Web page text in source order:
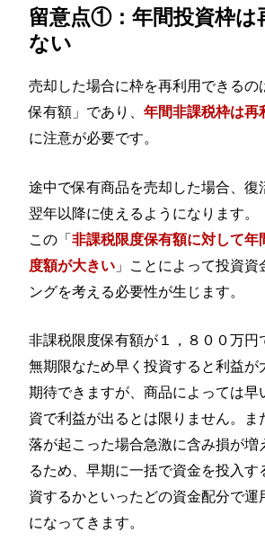
留意点①：年間投資枠は
ない
売却した場合に枠を再利用できるの
保有額」であり、年間非課税枠は再
に注意が必要です。
途中で保有商品を売却した場合、復
翌年以降に使えるようになります。
この「非課税限度保有額に対して年
度額が大きい 」ことによって投資資
ングを考える必要性が生じます。
非課税限度保有額が１，８００万円
無期限なため早く投資すると利益が
期待できますが、商品によっては早
資で利益が出るとは限りません。ま
落が起こった場合急激に含み損が増
るため、早期に一括で資金を投入す
資するかといったどの資金配分で運
になってきます。